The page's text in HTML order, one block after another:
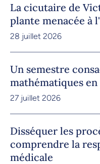
La cicutaire de
plante menacée
28 juillet 2026
Un semestre
mathématiques en
27 juillet 2026
Disséquer les
comprendre la
médicale